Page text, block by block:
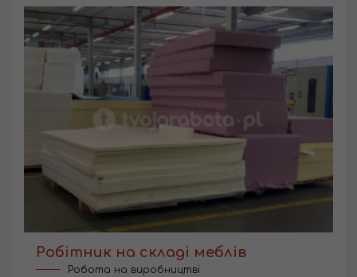
Робітник на складі меблів
Робота на виробництві